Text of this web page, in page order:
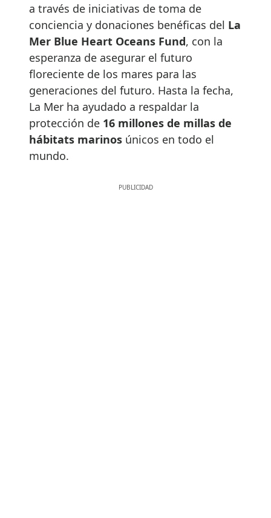
a través de iniciativas de toma de
conciencia y donaciones benéficas del La
Mer Blue Heart Oceans Fund, con la
esperanza de asegurar el futuro
floreciente de los mares para las
generaciones del futuro. Hasta la fecha,
La Mer ha ayudado a respaldar la
protección de 16 millones de millas de
hábitats marinos únicos en todo el
mundo.